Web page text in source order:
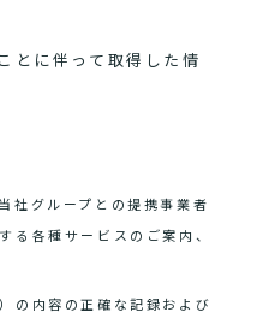
とに伴って取得した情
社グループとの提携事業者
る各種サービスのご案内、
の内容の正確な記録および